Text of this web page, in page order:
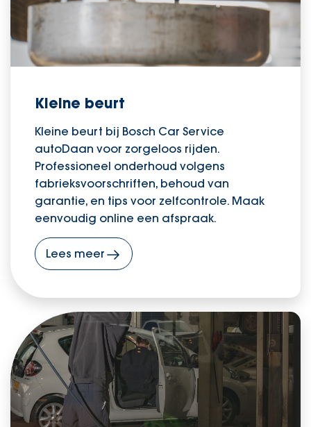
Kleine beurt
Kleine beurt bij Bosch Car Service
autoDaan voor zorgeloos rijden.
Professioneel onderhoud volgens
fabrieksvoorschriften, behoud van
garantie, en tips voor zelfcontrole. Maak
eenvoudig online een afspraak.
Lees meer